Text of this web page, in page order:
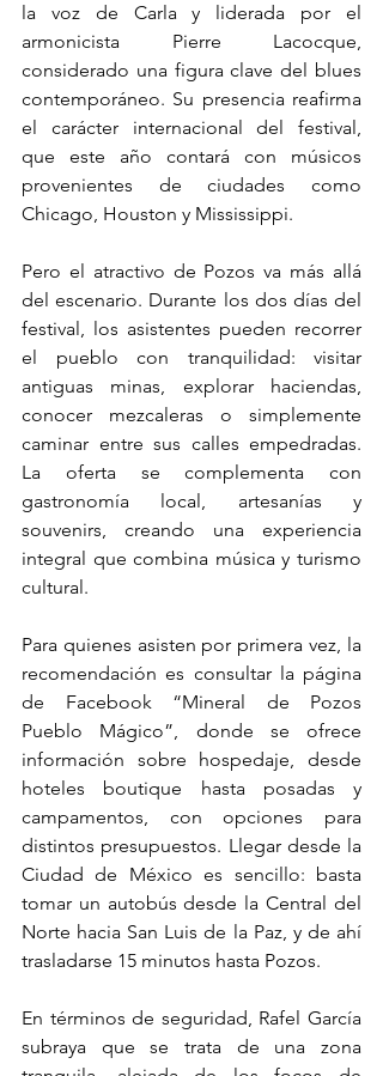
la voz de Carla y liderada por el
armonicista Pierre Lacocque,
considerado una figura clave del blues
contemporáneo. Su presencia reafirma
el carácter internacional del festival,
que este año contará con músicos
provenientes de ciudades como
Chicago, Houston y Mississippi.
Pero el atractivo de Pozos va más allá
del escenario. Durante los dos días del
festival, los asistentes pueden recorrer
el pueblo con tranquilidad: visitar
antiguas minas, explorar haciendas,
conocer mezcaleras o simplemente
caminar entre sus calles empedradas.
La oferta se complementa con
gastronomía local, artesanías y
souvenirs, creando una experiencia
integral que combina música y turismo
cultural.
Para quienes asisten por primera vez, la
recomendación es consultar la página
de Facebook “Mineral de Pozos
Pueblo Mágico”, donde se ofrece
información sobre hospedaje, desde
hoteles boutique hasta posadas y
campamentos, con opciones para
distintos presupuestos. Llegar desde la
Ciudad de México es sencillo: basta
tomar un autobús desde la Central del
Norte hacia San Luis de la Paz, y de ahí
trasladarse 15 minutos hasta Pozos.
En términos de seguridad, Rafel García
subraya que se trata de una zona